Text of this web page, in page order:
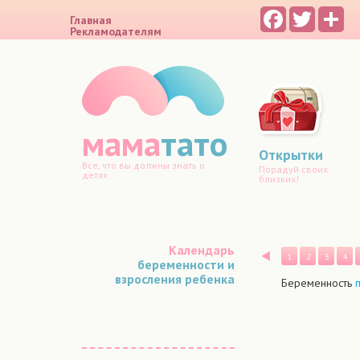
Главная
Рекламодателям
FacebookTwitter
маматато
Все, что вы должны знать о
детях
Открытки
Порадуй своих
близких!
Календарь
беременности и
взросления ребенка
Назад
1 2 3 4
Беременность